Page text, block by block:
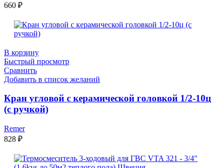
660 ₽
В корзину
Быстрый просмотр
Сравнить
Добавить в список желаний
Кран угловой с керамической головкой 1/2-10ц
(с ручкой)
Remer
828 ₽